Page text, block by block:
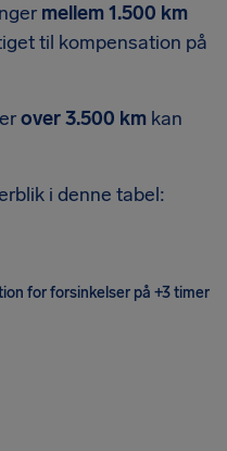
mellem 1.500 km
til kompensation på
over 3.500 km kan
i denne tabel:
for forsinkelser på +3 timer